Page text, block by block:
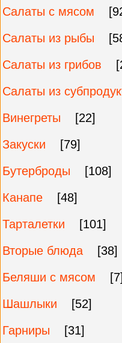
Салаты с мясом
Салаты из рыбы
Салаты из грибов
Салаты из
Винегреты
[22]
Закуски
[79]
Бутерброды
[108]
Канапе
[48]
Тарталетки
[101]
Вторые блюда
[38]
Беляши с мясом
[7]
Шашлыки
[52]
Гарниры
[31]